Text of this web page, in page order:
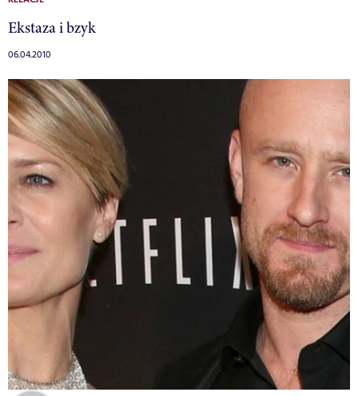
Ekstaza i bzyk
06.04.2010